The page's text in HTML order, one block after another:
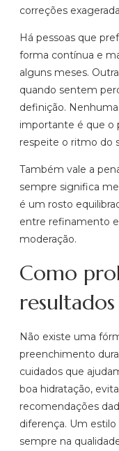
correções
Há pessoas que
forma contínua e
alguns meses.
quando sentem
definição.
importante é que o
respeite o ritmo do
Também vale a
sempre significa
é um rosto
entre refinamento
moderação.
Como
resultados
Não existe uma
preenchimento
cuidados que
boa hidratação,
recomendações
diferença. Um
sempre na